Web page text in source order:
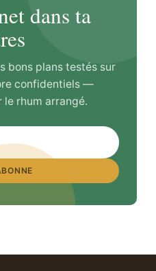
dans ta
bons plans testés sur
confidentiels —
le rhum arrangé.